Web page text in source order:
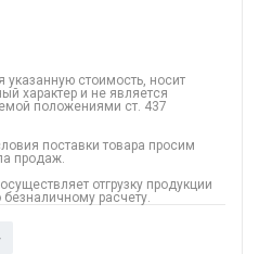
стоимость, носит
характер и не является
положениями ст. 437
поставки товара просим
продаж.
отгрузку продукции
расчету.